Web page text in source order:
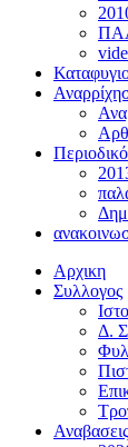
Περιοδικό
Αρχικη
Συλλογος
Δ.
Αναβασεις